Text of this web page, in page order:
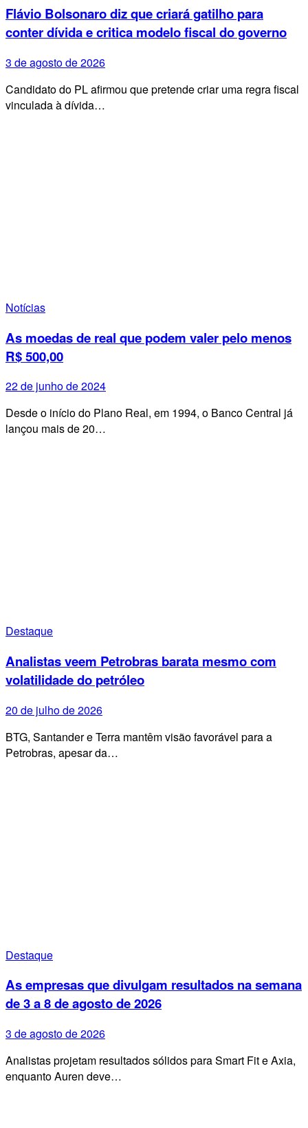
Flávio Bolsonaro diz que criará gatilho para
conter dívida e critica modelo fiscal do governo
3 de agosto de 2026
Candidato do PL afirmou que pretende criar uma regra fiscal
vinculada à dívida…
Notícias
As moedas de real que podem valer pelo menos
R$ 500,00
22 de junho de 2024
Desde o início do Plano Real, em 1994, o Banco Central já
lançou mais de 20…
Destaque
Analistas veem Petrobras barata mesmo com
volatilidade do petróleo
20 de julho de 2026
BTG, Santander e Terra mantêm visão favorável para a
Petrobras, apesar da…
Destaque
As empresas que divulgam resultados na semana
de 3 a 8 de agosto de 2026
3 de agosto de 2026
Analistas projetam resultados sólidos para Smart Fit e Axia,
enquanto Auren deve…